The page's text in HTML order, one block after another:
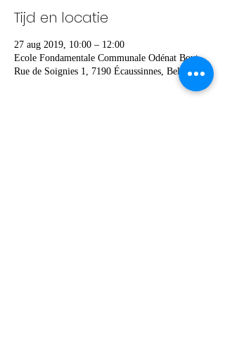
Tijd en locatie
27 aug 2019, 10:00 – 12:00
Ecole Fondamentale Communale Odénat Bout,
Rue de Soignies 1, 7190 Écaussinnes, Belgique